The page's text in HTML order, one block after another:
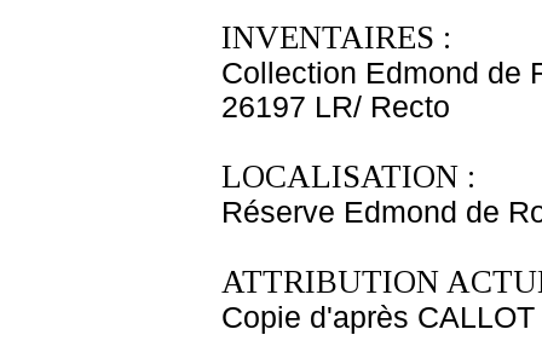
INVENTAIRES :
Collection Edmond de
26197 LR/ Recto
LOCALISATION :
Réserve Edmond de
ATTRIBUTION
Copie d'après